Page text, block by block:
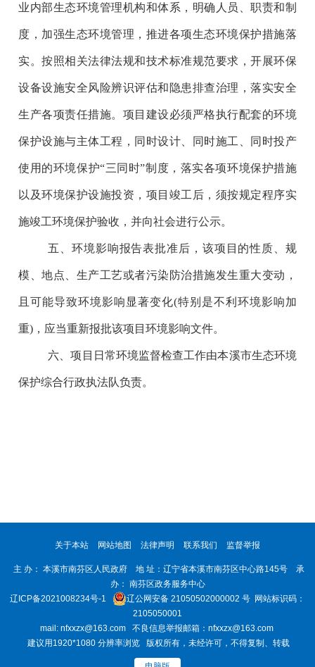
业内部生态环境管理机构和体系，明确人员、职责和制
度，加强生态环境管理，推进各项生态环境保护措施落
实。按照相关法律法规和技术标准规范要求，开展环保
设备设施安全风险辨识评估和隐患排查治理，落实安全
生产各项责任措施。项目建设必须严格执行配套的环境
保护设施与主体工程，同时设计、同时施工、同时投产
使用的环境保护“三同时”制度，落实各项环境保护措施
以及环境保护设施投资，项目竣工后，须按规定程序实
施竣工环境保护验收，并向社会进行公示。
五、环境影响报告表批准后，该项目的性质、规
模、地点、生产工艺或者污染防治措施发生重大变动，
且可能导致环境影响显著变化(特别是不利环境影响加
重)，应当重新报批该项目环境影响文件。
六、项目日常环境监督检查工作由本溪市生态环境
保护综合行政执法队负责。
关于本站 网站地图 法律声明 联系我们 监督举报
主 办： 本溪市南芬区人民政府 地 址：辽宁省本溪市南芬区中心路145号 承
办： 南芬区政务服务中心
辽ICP备2021008234号-1
辽公网安备 21050502000002 号 网站标识码：
2105050001
mail: nfxxzx@163.com 不良信息举报邮箱：nfxxzx@163.com
建议用1920*1080 分辨率浏览 版权所有，未经许可，不得复制、转载